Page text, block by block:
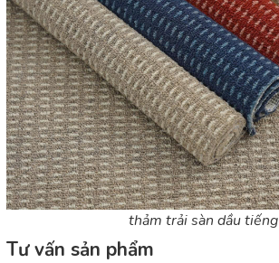
thảm trải sàn dầu tiếng
Tư vấn sản phẩm